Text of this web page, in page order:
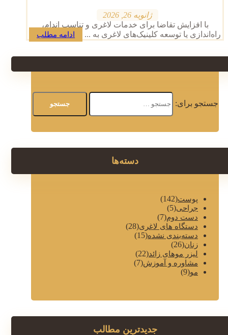
ژانویه 26, 2026
با افزایش تقاضا برای خدمات لاغری و تناسب اندام،
راه‌اندازی یا توسعه کلینیک‌های لاغری به ...
ادامه مطلب
جستجو برای:
دسته‌ها
پوست(142)
جراحی(5)
دست دوم(7)
دستگاه های لاغری(28)
دسته‌بندی نشده(15)
زنان(26)
لیزر موهای زائد(22)
مشاوره و آموزش(7)
مو(9)
جدیدترین مطالب